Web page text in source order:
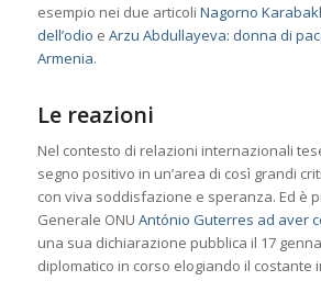
esempio nei due articoli Nagorno
dell’odio e Arzu Abdullayeva: donna di
Armenia.
Le reazioni
Nel contesto di relazioni internazionali
segno positivo in un’area di così grandi
con viva soddisfazione e speranza. Ed è
Generale ONU António Guterres ad aver
una sua dichiarazione pubblica il 17
diplomatico in corso elogiando il costante